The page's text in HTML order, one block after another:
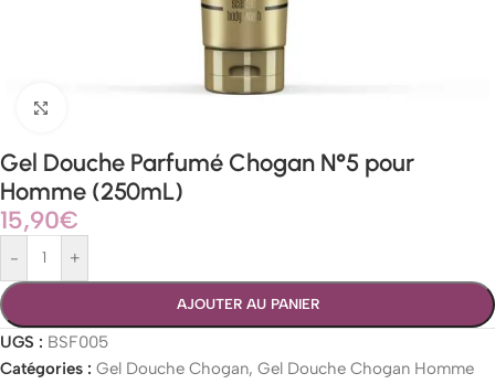
Gel Douche Parfumé Chogan N°5 pour
Homme (250mL)
15,90€
- +
AJOUTER AU PANIER
UGS : BSF005
Catégories : Gel Douche Chogan, Gel Douche Chogan Homme